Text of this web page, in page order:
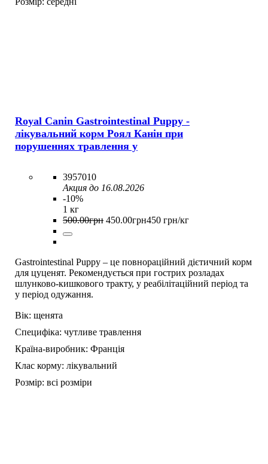
Royal Canin Gastrointestinal Puppy -
лікувальний корм Роял Канін при
порушеннях травлення у
3957010
Акция до 16.08.2026
-10%
1 кг
500.00грн 450.00грн450 грн/кг
Gastrointestinal Puppy – це повнораційний дієтичний корм
для цуценят. Рекомендується при гострих розладах
шлунково-кишкового тракту, у реабілітаційний період та
у період одужання.
Вік: щенята
Специфіка: чутливе травлення
Країна-виробник: Франція
Клас корму: лікувальний
Розмір: всі розміри